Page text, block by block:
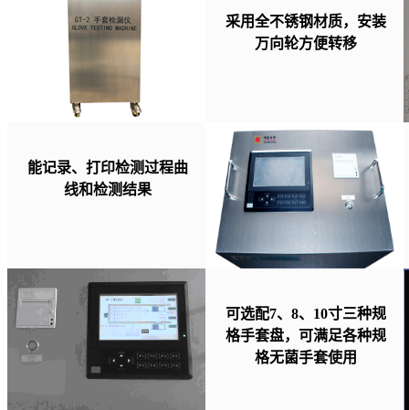
采用全不锈钢材质，安装
万向轮方便转移
能记录、打印检测过程曲
线和检测结果
可选配7、8、10寸三种规
格手套盘，可满足各种规
格无菌手套使用